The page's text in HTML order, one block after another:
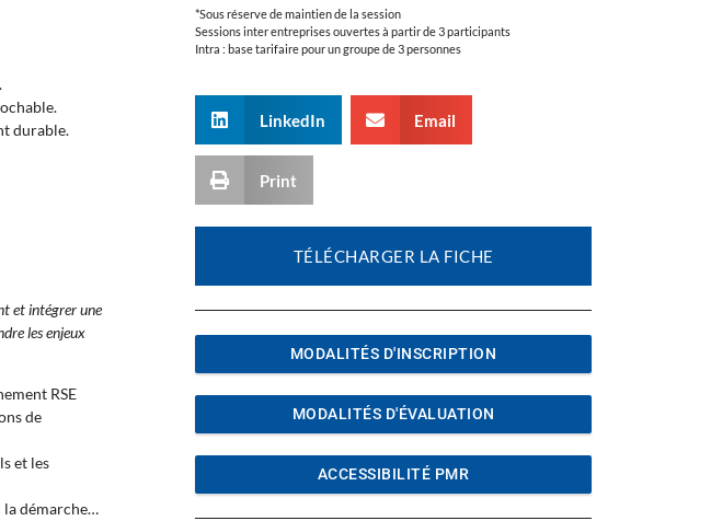
durable.
et intégrer une
les enjeux
RSE
de
et les
la démarche…
*Sous réserve de maintien de la session
Sessions inter entreprises ouvertes à partir de 3 participants
Intra : base tarifaire pour un groupe de 3 personnes
LinkedIn Email
Print
TÉLÉCHARGER LA FICHE
MODALITÉS D'INSCRIPTION
MODALITÉS D'ÉVALUATION
ACCESSIBILITÉ PMR